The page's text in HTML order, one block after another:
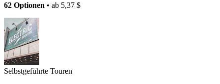
62 Optionen • ab 5,37 $
Selbstgeführte Touren